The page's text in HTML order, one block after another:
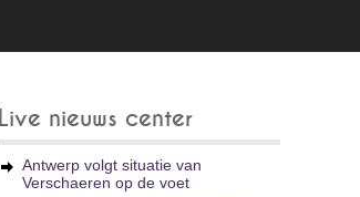
Live nieuws center
Antwerp volgt situatie van
Verschaeren op de voet